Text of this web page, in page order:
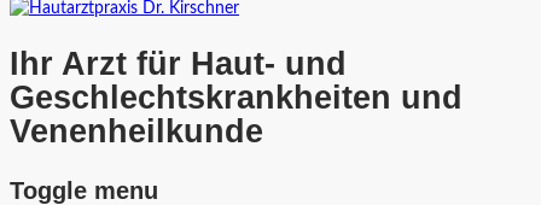
Ihr Arzt für Haut- und
Geschlechtskrankheiten und
Venenheilkunde
Toggle menu